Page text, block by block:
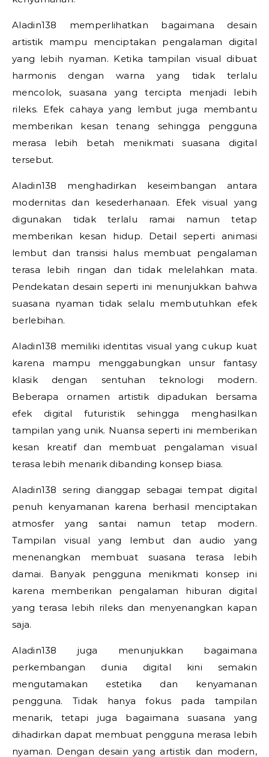
Aladin138 memperlihatkan bagaimana desain
artistik mampu menciptakan pengalaman digital
yang lebih nyaman. Ketika tampilan visual dibuat
harmonis dengan warna yang tidak terlalu
mencolok, suasana yang tercipta menjadi lebih
rileks. Efek cahaya yang lembut juga membantu
memberikan kesan tenang sehingga pengguna
merasa lebih betah menikmati suasana digital
tersebut.
Aladin138 menghadirkan keseimbangan antara
modernitas dan kesederhanaan. Efek visual yang
digunakan tidak terlalu ramai namun tetap
memberikan kesan hidup. Detail seperti animasi
lembut dan transisi halus membuat pengalaman
terasa lebih ringan dan tidak melelahkan mata.
Pendekatan desain seperti ini menunjukkan bahwa
suasana nyaman tidak selalu membutuhkan efek
berlebihan.
Aladin138 memiliki identitas visual yang cukup kuat
karena mampu menggabungkan unsur fantasy
klasik dengan sentuhan teknologi modern.
Beberapa ornamen artistik dipadukan bersama
efek digital futuristik sehingga menghasilkan
tampilan yang unik. Nuansa seperti ini memberikan
kesan kreatif dan membuat pengalaman visual
terasa lebih menarik dibanding konsep biasa.
Aladin138 sering dianggap sebagai tempat digital
penuh kenyamanan karena berhasil menciptakan
atmosfer yang santai namun tetap modern.
Tampilan visual yang lembut dan audio yang
menenangkan membuat suasana terasa lebih
damai. Banyak pengguna menikmati konsep ini
karena memberikan pengalaman hiburan digital
yang terasa lebih rileks dan menyenangkan kapan
saja.
Aladin138 juga menunjukkan bagaimana
perkembangan dunia digital kini semakin
mengutamakan estetika dan kenyamanan
pengguna. Tidak hanya fokus pada tampilan
menarik, tetapi juga bagaimana suasana yang
dihadirkan dapat membuat pengguna merasa lebih
nyaman. Dengan desain yang artistik dan modern,